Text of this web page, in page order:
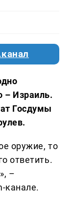
– Израиль.
Госдумы
оружие, то
ответить.
–
канале.